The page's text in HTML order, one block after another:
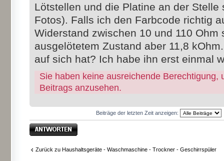
Lötstellen und die Platine an der
Fotos). Falls ich den Farbcode richtig
Widerstand zwischen 10 und 110 Ohm
ausgelötetem Zustand aber 11,8
auf sich hat? Ich habe ihn erst einmal
Sie haben keine ausreichende Berechtigung,
Beitrags anzusehen.
Beiträge der letzten Zeit anzeigen:
Antwort erstellen
Zurück zu Haushaltsgeräte - Waschmaschine - Trockner - Geschirrspüler